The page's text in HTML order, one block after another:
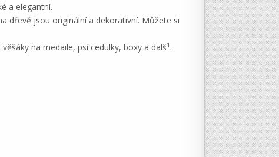
a elegantní.
dřevě jsou originální a dekorativní. Můžete si
na medaile, psí cedulky, boxy a dalš1 .